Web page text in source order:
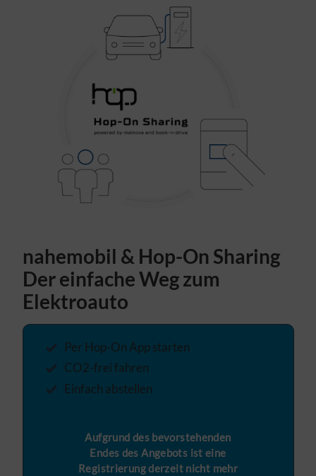
nahemobil & Hop-On Sharing
Der einfache Weg zum
Elektroauto
Per Hop-On App starten
CO2-frei fahren
Einfach abstellen
Aufgrund des bevorstehenden
Endes des Angebots ist eine
Registrierung derzeit nicht mehr